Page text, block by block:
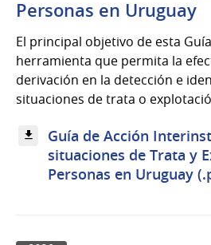
Personas en Uruguay
El principal objetivo de esta
herramienta que permita la
derivación en la detección e
situaciones de trata o
Guía de Acción
situaciones de Trata y
Personas en Uruguay